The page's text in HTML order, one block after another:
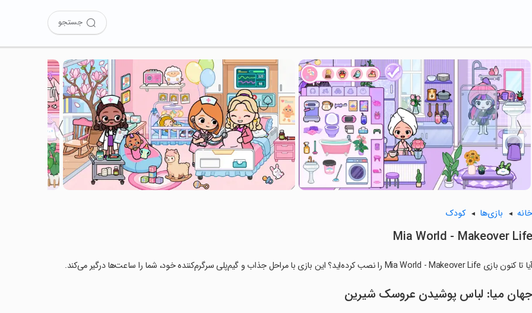
جستجو
〈
〉
خانه بازی‌ها کودک
Mia World - Makeover Life
آیا تا کنون بازی Mia World - Makeover Life را نصب کرده‌اید؟ این بازی با مراحل جذاب و گیم‌پلی سرگرم‌کننده خود، شما را ساعت‌ها درگیر می‌کند.
جهان میا: لباس پوشیدن عروسک شیرین